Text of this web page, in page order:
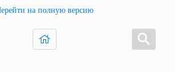
на полную версию